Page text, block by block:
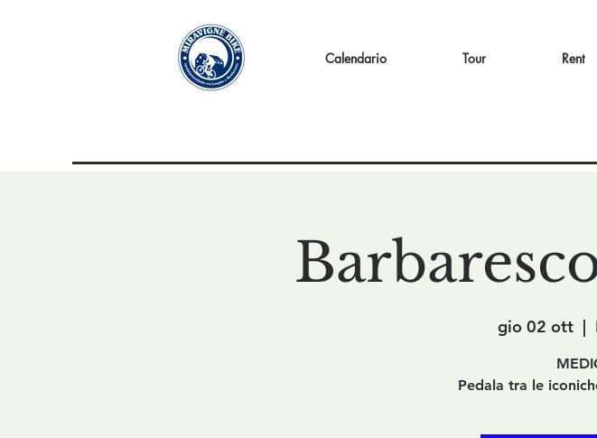
Calendario Tour Rent
gio 02 ott
  |
Pedala tra le